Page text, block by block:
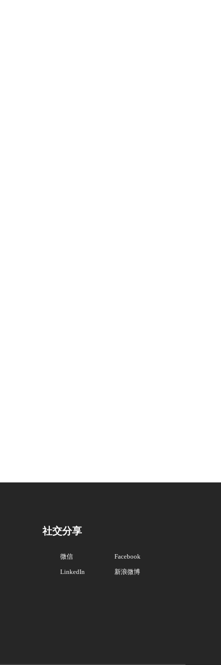
社交分享
微信 Facebook
LinkedIn 新浪微博